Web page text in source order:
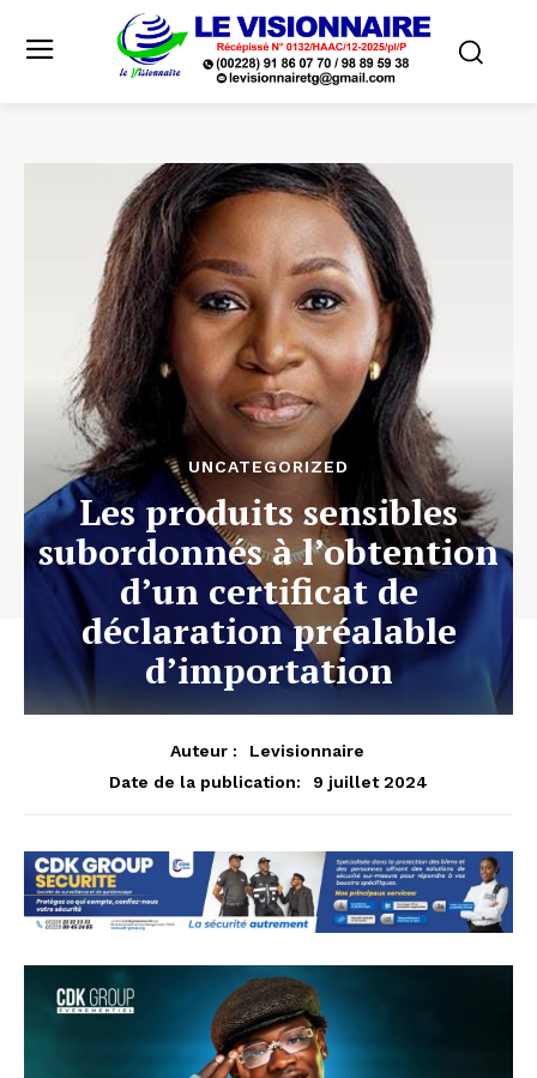
UNCATEGORIZED
Les produits sensibles
subordonnés à l’obtention
d’un certificat de
déclaration préalable
d’importation
Auteur :
Levisionnaire
Date de la publication:
9 juillet 2024